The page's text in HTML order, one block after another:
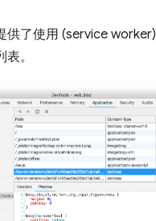
供了使用 (service worker)
。